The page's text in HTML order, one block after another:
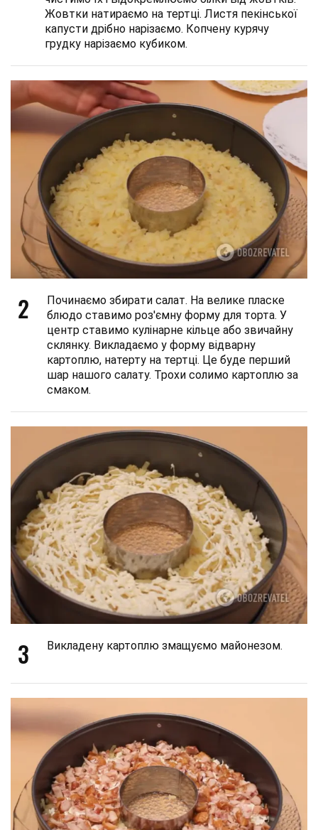
Жовтки натираємо на тертці. Листя пекінської
капусти дрібно нарізаємо. Копчену курячу
грудку нарізаємо кубиком.
2
Починаємо збирати салат. На велике пласке
блюдо ставимо роз'ємну форму для торта. У
центр ставимо кулінарне кільце або звичайну
склянку. Викладаємо у форму відварну
картоплю, натерту на тертці. Це буде перший
шар нашого салату. Трохи солимо картоплю за
смаком.
3 Викладену картоплю змащуємо майонезом.